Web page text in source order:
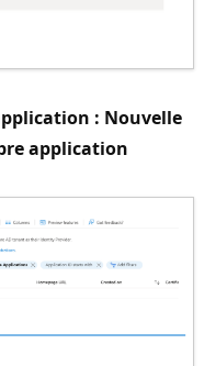
: Nouvelle
application